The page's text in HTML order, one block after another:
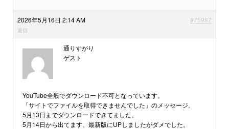
2026年5月16日 2:14 AM #75987
返信
通りすがり
ゲスト
YouTube全般でダウンロード不可となっています。
「サイトでファイルを取得できませんでした」のメッセージ。
5月13日までダウンロードできてました。
5月14日から出てます。最新版にUPしましたがダメでした。